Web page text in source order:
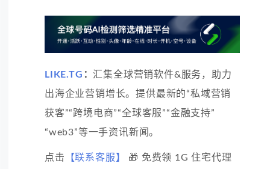
LIKE.TG ： 汇集全球营销软件&服务，助力
出海企业营销增长。提供最新的“私域营销
获客”“跨境电商”“全球客服”“金融支持”
“web3”等一手资讯新闻。
点击 【联系客服】
🎁 免费领 1G 住宅代理